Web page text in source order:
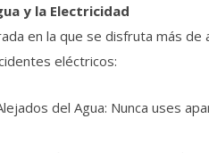
y la Electricidad
en la que se disfruta más de
eléctricos:
del Agua: Nunca uses